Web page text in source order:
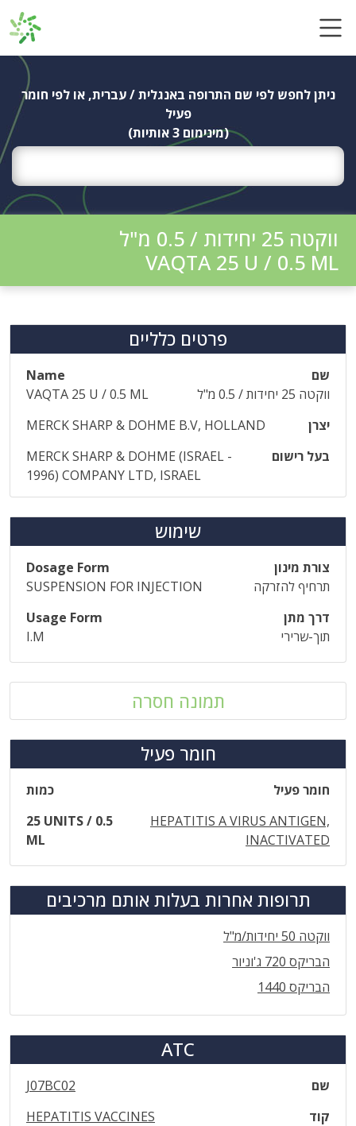
ניתן לחפש לפי שם התרופה באנגלית / עברית, או לפי חומר
פעיל
(מינימום 3 אותיות)
ווקטה 25 יחידות / 0.5 מ"ל
VAQTA 25 U / 0.5 ML
פרטים כלליים
שם
Name
ווקטה 25 יחידות / 0.5 מ"ל
VAQTA 25 U / 0.5 ML
יצרן
MERCK SHARP & DOHME B.V, HOLLAND
בעל רישום
MERCK SHARP & DOHME (ISRAEL -
1996) COMPANY LTD, ISRAEL
שימוש
צורת מינון
Dosage Form
תרחיף להזרקה
SUSPENSION FOR INJECTION
דרך מתן
Usage Form
תוך-שרירי
I.M
תמונה חסרה
חומר פעיל
חומר פעיל
כמות
HEPATITIS A VIRUS ANTIGEN,
INACTIVATED
25 UNITS / 0.5
ML
תרופות אחרות בעלות אותם מרכיבים
ווקטה 50 יחידות/מ"ל
הבריקס 720 ג'וניור
הבריקס 1440
ATC
שם
J07BC02
קוד
HEPATITIS VACCINES